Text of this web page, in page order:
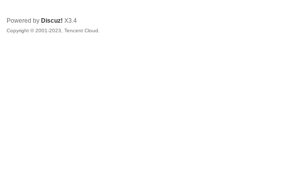
Powered by Discuz! X3.4
Copyright © 2001-2023, Tencent Cloud.